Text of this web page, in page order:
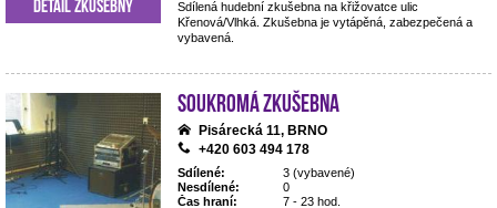
Sdílená hudební zkušebna na křižovatce ulic
Křenová/Vlhká. Zkušebna je vytápěná, zabezpečená a
vybavená.
Detail zkušebny
Soukromá zkušebna
Pisárecká 11, BRNO
+420 603 494 178
Sdílené:
3 (vybavené)
Nesdílené:
0
Čas hraní:
7 - 23 hod.